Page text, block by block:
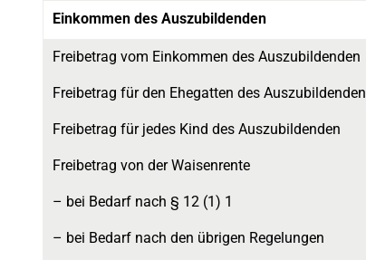
Einkommen des Auszubildenden
Freibetrag vom Einkommen des Auszubildenden
Freibetrag für den Ehegatten des Auszubildenden
Freibetrag für jedes Kind des Auszubildenden
Freibetrag von der Waisenrente
– bei Bedarf nach § 12 (1) 1
– bei Bedarf nach den übrigen Regelungen